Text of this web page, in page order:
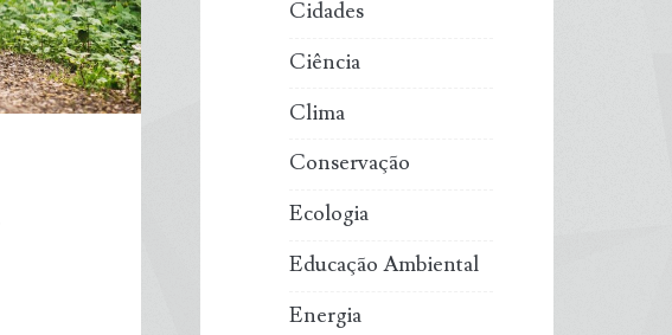
Cidades
Ciência
Clima
Conservação
Ecologia
Educação Ambiental
Energia